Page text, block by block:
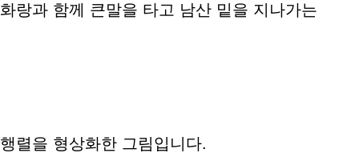
화랑과 함께 큰말을 타고 남산 밑을 지나가는
행렬을 형상화한 그림입니다.